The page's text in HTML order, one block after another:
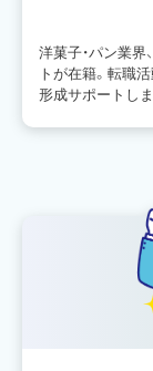
洋菓子・パン業
トが在籍。転職
形成サポートしま